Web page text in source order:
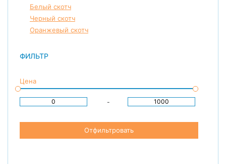
Белый скотч
Черный скотч
Оранжевый скотч
ФИЛЬТР
Цена
-
Отфильтровать